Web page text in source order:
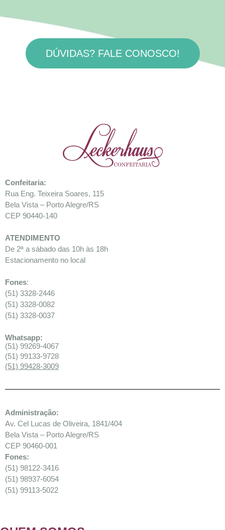
DÚVIDAS? FALE CONOSCO!
Confeitaria:
Rua Eng. Teixeira Soares, 115
Bela Vista – Porto Alegre/RS
CEP 90440-140
ATENDIMENTO
De 2ª a sábado das 10h às 18h
Estacionamento no local
Fones:
(51) 3328-2446
(51) 3328-0082
(51) 3328-0037
Whatsapp:
(51) 99269-4067
(51) 99133-9728
(51) 99428-3009
Administração:
Av. Cel Lucas de Oliveira, 1841/404
Bela Vista – Porto Alegre/RS
CEP 90460-001
Fones:
(51) 98122-3416
(51) 98937-6054
(51) 99113-5022